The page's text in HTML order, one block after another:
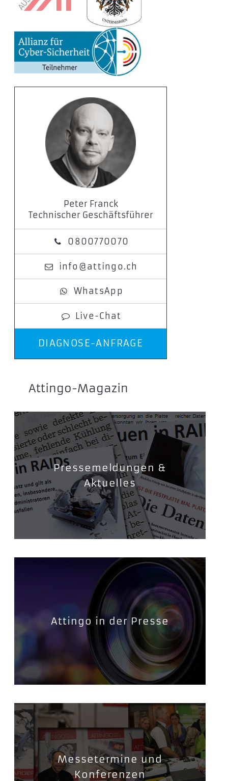
Peter Franck
Technischer Geschäftsführer
0800770070
info@attingo.ch
WhatsApp
Live-Chat
DIAGNOSE-ANFRAGE
Attingo-Magazin
Pressemeldungen &
Aktuelles
Attingo in der Presse
Messetermine und
Konferenzen